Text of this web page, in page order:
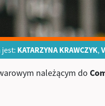
jest: KATARZYNA KRAWCZYK,
należącym do